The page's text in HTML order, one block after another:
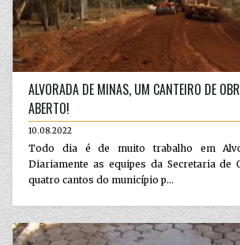
ALVORADA DE MINAS, UM CANTEIRO DE
ABERTO!
10.08.2022
Todo dia é de muito trabalho em
Diariamente as equipes da Secretaria de
quatro cantos do município p...